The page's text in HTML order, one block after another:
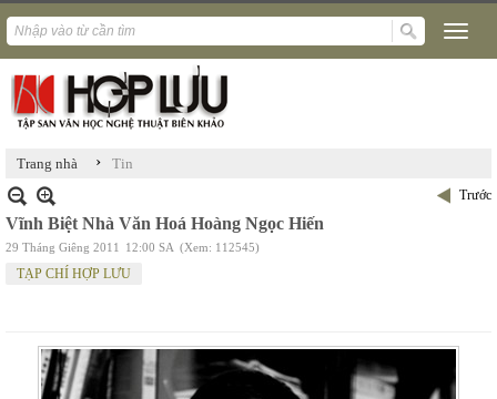
Trang nhà › Tin
Trước
Vĩnh Biệt Nhà Văn Hoá Hoàng Ngọc Hiến
29 Tháng Giêng 2011 12:00 SA (Xem: 112545)
TẠP CHÍ HỢP LƯU